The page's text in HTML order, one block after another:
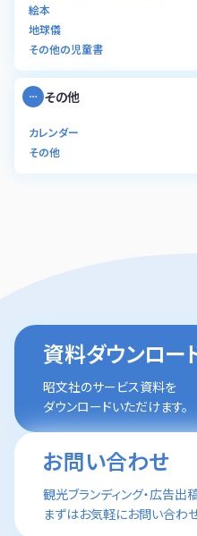
絵本
地球儀
その他の児童書
その他
カレンダー
その他
資料ダウンロー
昭文社のサービス資料を
ダウンロードいただけます。
お問い合わせ
観光ブランディング・広告出
まずはお気軽にお問い合わせ